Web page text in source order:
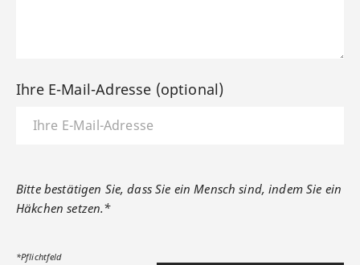
Ihre E-Mail-Adresse (optional)
Bitte bestätigen Sie, dass Sie ein Mensch sind, indem Sie ein
Häkchen setzen.*
*Pflichtfeld